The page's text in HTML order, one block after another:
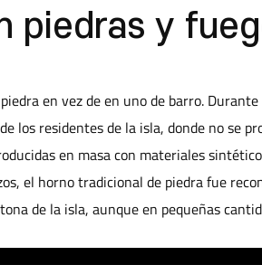
piedras y
en vez de en uno de barro.
los residentes de la isla, donde no se
en masa con materiales
el horno tradicional de piedra fue
de la isla, aunque en pequeñas